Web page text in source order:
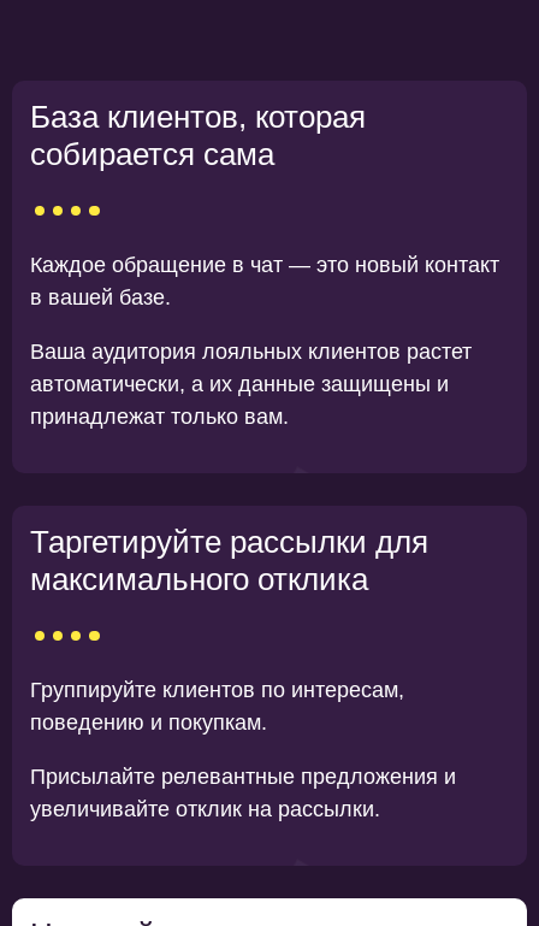
База клиентов, которая
собирается сама
Каждое обращение в чат — это новый контакт
в вашей базе.
Ваша аудитория лояльных клиентов растет
автоматически, а их данные защищены и
принадлежат только вам.
Таргетируйте рассылки для
максимального отклика
Группируйте клиентов по интересам,
поведению и покупкам.
Присылайте релевантные предложения и
увеличивайте отклик на рассылки.